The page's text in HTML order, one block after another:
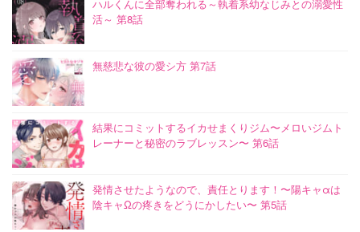
ハルくんに全部奪われる～執着系幼なじみとの溺愛性
活～ 第8話
無慈悲な彼の愛シ方 第7話
結果にコミットするイカせまくりジム〜メロいジムト
レーナーと秘密のラブレッスン〜 第6話
発情させたようなので、責任とります！〜陽キャαは
陰キャΩの疼きをどうにかしたい〜 第5話